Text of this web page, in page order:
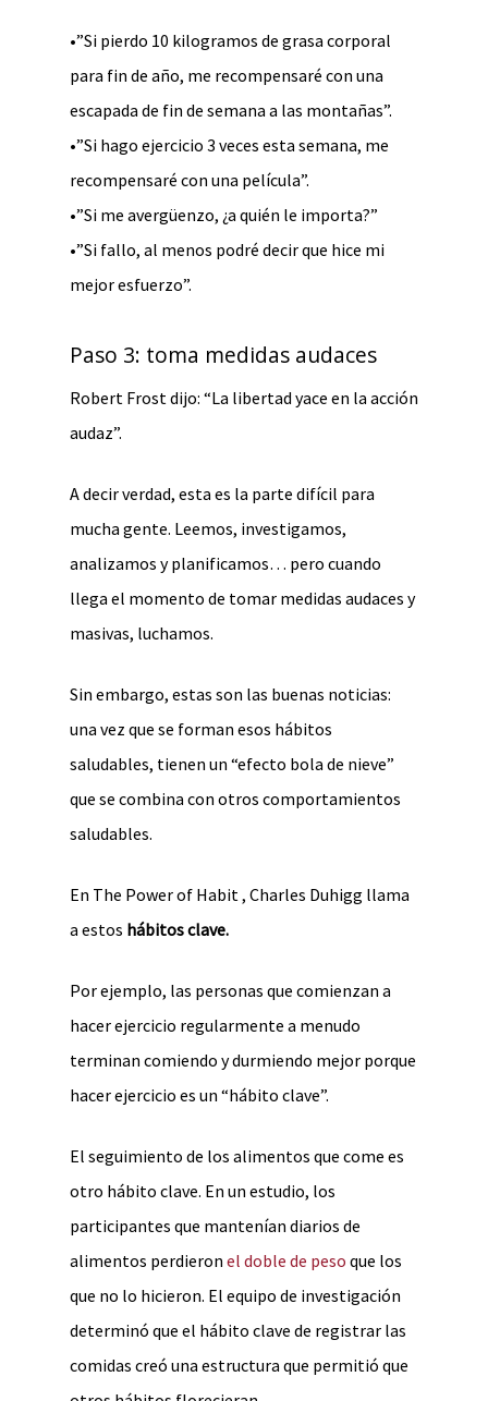
•”Si pierdo 10 kilogramos de grasa corporal
para fin de año, me recompensaré con una
escapada de fin de semana a las montañas”.
•”Si hago ejercicio 3 veces esta semana, me
recompensaré con una película”.
•”Si me avergüenzo, ¿a quién le importa?”
•”Si fallo, al menos podré decir que hice mi
mejor esfuerzo”.
Paso 3: toma medidas audaces
Robert Frost dijo: “La libertad yace en la acción
audaz”.
A decir verdad, esta es la parte difícil para
mucha gente. Leemos, investigamos,
analizamos y planificamos… pero cuando
llega el momento de tomar medidas audaces y
masivas, luchamos.
Sin embargo, estas son las buenas noticias:
una vez que se forman esos hábitos
saludables, tienen un “efecto bola de nieve”
que se combina con otros comportamientos
saludables.
En The Power of Habit , Charles Duhigg llama
a estos hábitos clave.
Por ejemplo, las personas que comienzan a
hacer ejercicio regularmente a menudo
terminan comiendo y durmiendo mejor porque
hacer ejercicio es un “hábito clave”.
El seguimiento de los alimentos que come es
otro hábito clave. En un estudio, los
participantes que mantenían diarios de
alimentos perdieron el doble de peso que los
que no lo hicieron. El equipo de investigación
determinó que el hábito clave de registrar las
comidas creó una estructura que permitió que